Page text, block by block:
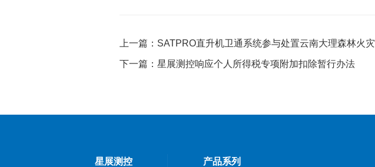
上一篇：SATPRO直升机卫通系统参与处置云南大理森林火灾
下一篇：星展测控响应个人所得税专项附加扣除暂行办法
星展测控 产品系列